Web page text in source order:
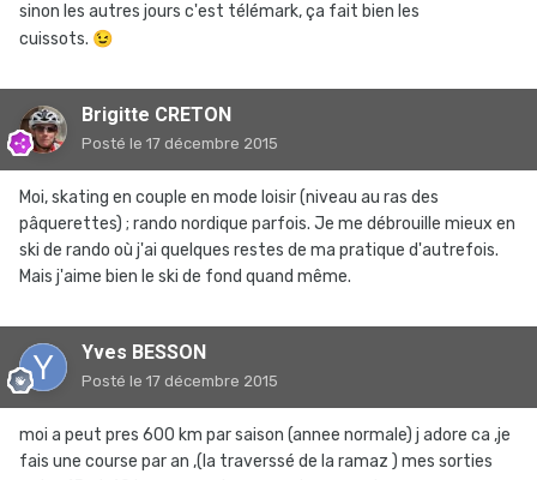
sinon les autres jours c'est télémark, ça fait bien les
cuissots. 😉
Brigitte CRETON
Posté le 17 décembre 2015
Moi, skating en couple en mode loisir (niveau au ras des
pâquerettes) ; rando nordique parfois. Je me débrouille mieux en
ski de rando où j'ai quelques restes de ma pratique d'autrefois.
Mais j'aime bien le ski de fond quand même.
Yves BESSON
Posté le 17 décembre 2015
moi a peut pres 600 km par saison (annee normale) j adore ca ,je
fais une course par an ,(la traverssé de la ramaz ) mes sorties